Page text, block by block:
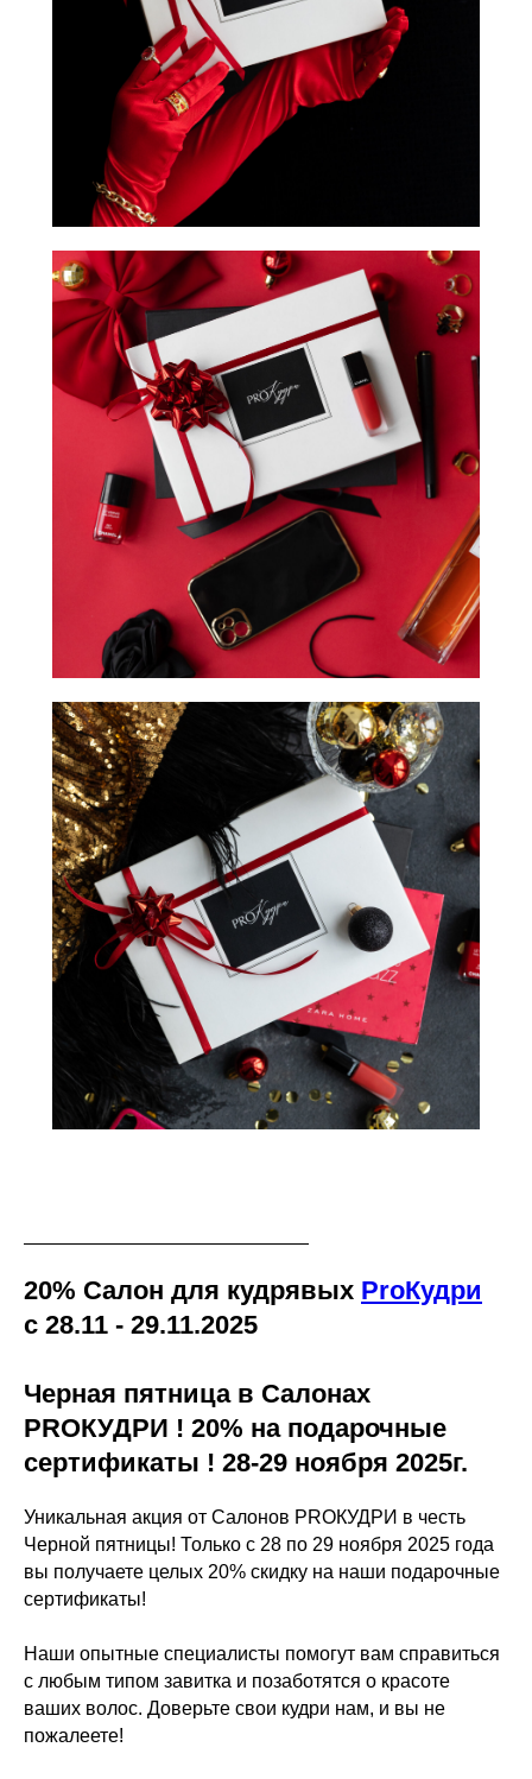
20% Салон для кудрявых ProКудри
с 28.11 - 29.11.2025
Черная пятница в Салонах
PROКУДРИ ! 20% на подарочные
сертификаты ! 28-29 ноября 2025г.
Уникальная акция от Салонов PROКУДРИ в честь
Черной пятницы! Только с 28 по 29 ноября 2025 года
вы получаете целых 20% скидку на наши подарочные
сертификаты!
Наши опытные специалисты помогут вам справиться
с любым типом завитка и позаботятся о красоте
ваших волос. Доверьте свои кудри нам, и вы не
пожалеете!